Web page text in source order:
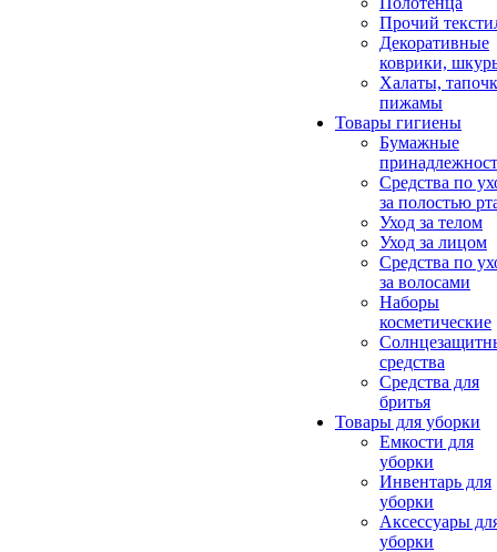
Прочий
Декоративные
коврики,
Халаты,
пижамы
Товары гигиены
Бумажные
Средства по
за полостью
Уход за телом
Уход за лицом
Средства по
за волосами
Наборы
косметические
средства
Средства для
бритья
Товары для уборки
Емкости для
уборки
Инвентарь для
уборки
Аксессуары
уборки